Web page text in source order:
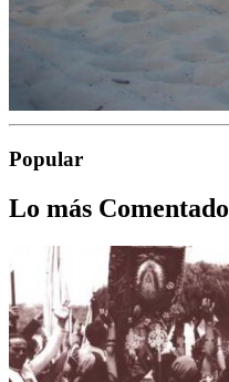
Popular
Lo más Comentado